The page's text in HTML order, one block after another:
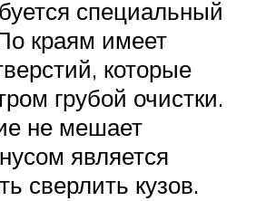
специальный
краям имеет
которые
грубой очистки.
не мешает
является
сверлить кузов.